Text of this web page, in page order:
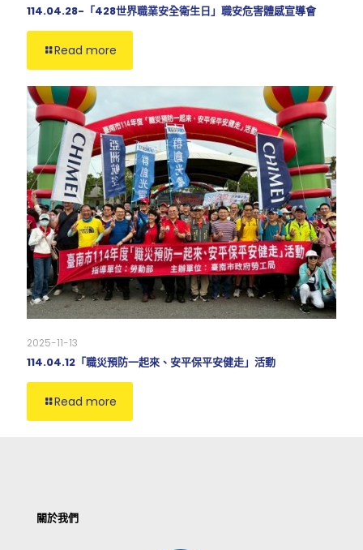
114.04.28-「428世界職業安全衛生日」職安危害體感宣導會
Read more
2025-11-13
114.04.12「職災預防一起來、安平保平安健走」活動
Read more
關於我們